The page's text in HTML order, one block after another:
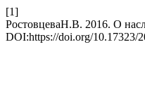
[1]
РостовцеваН.В. 2016. О
DOI:https://doi.org/10.17323/